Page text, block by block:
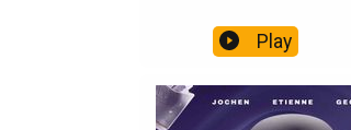
Play